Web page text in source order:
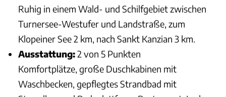
Ruhig in einem Wald- und Schilfgebiet zwischen
Turnersee-Westufer und Landstraße, zum
Klopeiner See 2 km, nach Sankt Kanzian 3 km.
Ausstattung:2 von 5 Punkten
Komfortplätze, große Duschkabinen mit
Waschbecken, gepflegtes Strandbad mit